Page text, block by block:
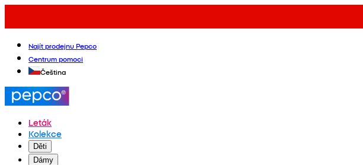
Najít prodejnu Pepco
Centrum pomoci
Čeština
Leták
Kolekce
Děti
Dámy